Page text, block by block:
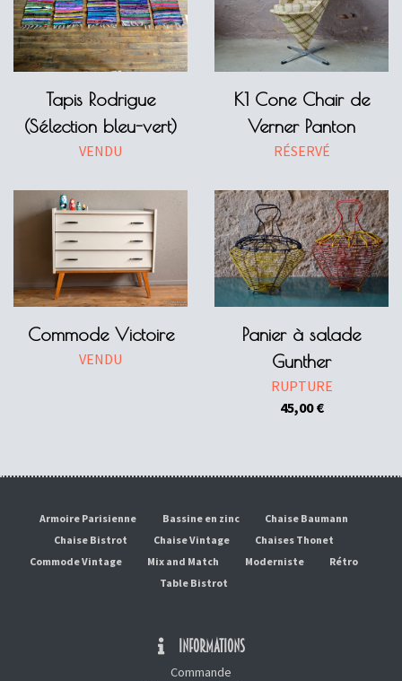
Tapis Rodrigue
(Sélection bleu-vert)
VENDU
K1 Cone Chair de
Verner Panton
RÉSERVÉ
Commode Victoire
VENDU
Panier à salade
Gunther
RUPTURE
45,00€
Armoire Parisienne Bassine en zinc
Chaise Baumann
Chaise Bistrot
Chaise Vintage
Chaises Thonet
Commode Vintage
Mix and Match Moderniste
Rétro
Table Bistrot
INFORMATIONS
Commande